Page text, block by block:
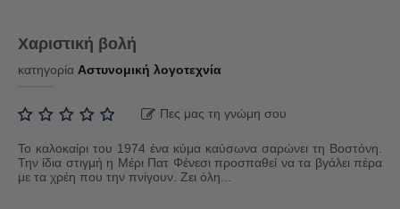
Χαριστική βολή
κατηγορία Αστυνομική λογοτεχνία
Πες μας τη γνώμη σου
Το καλοκαίρι του 1974 ένα κύμα καύσωνα σαρώνει τη Βοστόνη.
Την ίδια στιγμή η Μέρι Πατ Φένεσι προσπαθεί να τα βγάλει πέρα
με τα χρέη που την πνίγουν. Ζει όλη...